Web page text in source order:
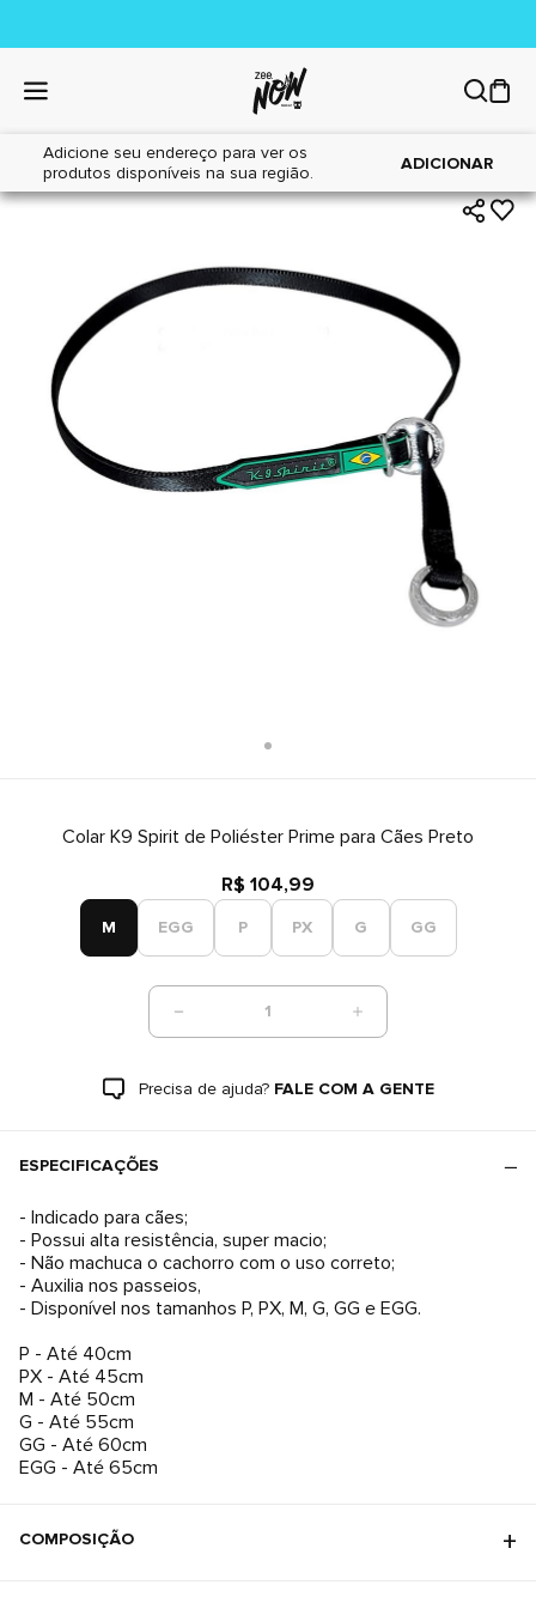
Adicione seu endereço para ver os
produtos disponíveis na sua região.
ADICIONAR
Home|Cães|Acessórios
Colar K9 Spirit de Poliéster Prime para Cães Preto
R$ 104,99
M EGG P PX G GG
1
Precisa de ajuda? FALE COM A GENTE
ESPECIFICAÇÕES
- Indicado para cães;
- Possui alta resistência, super macio;
- Não machuca o cachorro com o uso correto;
- Auxilia nos passeios,
- Disponível nos tamanhos P, PX, M, G, GG e EGG.
P - Até 40cm
PX - Até 45cm
M - Até 50cm
G - Até 55cm
GG - Até 60cm
EGG - Até 65cm
COMPOSIÇÃO